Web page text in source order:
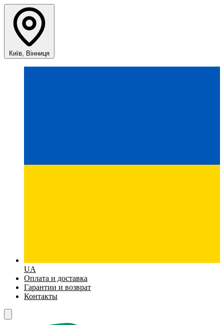
Київ, Вінниця
UA
Оплата и доставка
Гарантии и возврат
Контакты